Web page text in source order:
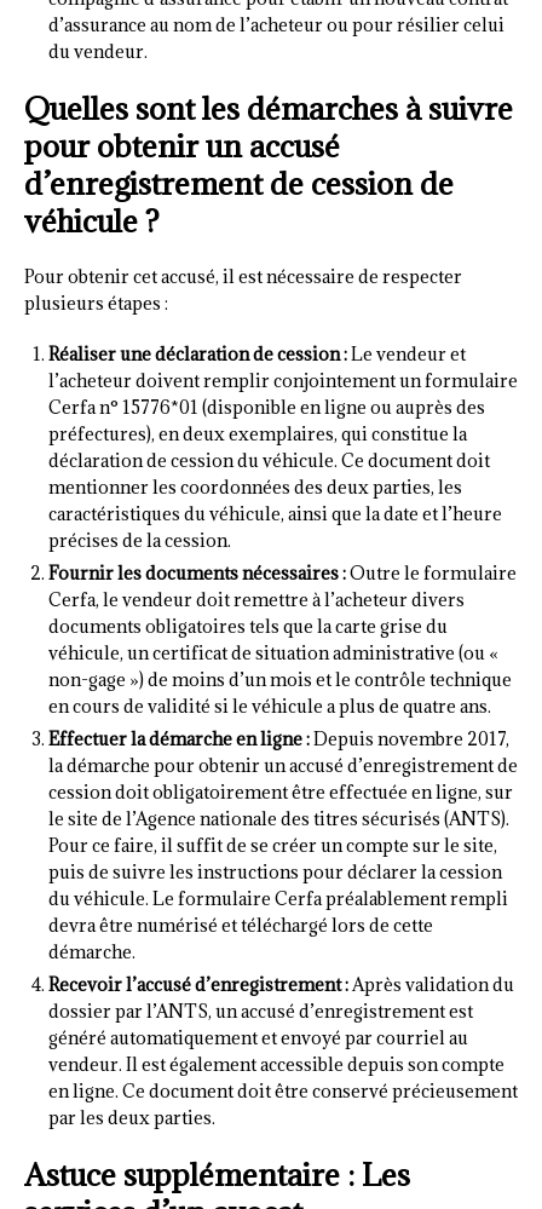
d’assurance au nom de l’acheteur ou pour résilier celui
du vendeur.
Quelles sont les démarches à suivre
pour obtenir un accusé
d’enregistrement de cession de
véhicule ?
Pour obtenir cet accusé, il est nécessaire de respecter
plusieurs étapes :
Réaliser une déclaration de cession :Le vendeur et
l’acheteur doivent remplir conjointement un formulaire
Cerfa n° 15776*01 (disponible en ligne ou auprès des
préfectures), en deux exemplaires, qui constitue la
déclaration de cession du véhicule. Ce document doit
mentionner les coordonnées des deux parties, les
caractéristiques du véhicule, ainsi que la date et l’heure
précises de la cession.
Fournir les documents nécessaires :Outre le formulaire
Cerfa, le vendeur doit remettre à l’acheteur divers
documents obligatoires tels que la carte grise du
véhicule, un certificat de situation administrative (ou «
non-gage ») de moins d’un mois et le contrôle technique
en cours de validité si le véhicule a plus de quatre ans.
Effectuer la démarche en ligne :Depuis novembre 2017,
la démarche pour obtenir un accusé d’enregistrement de
cession doit obligatoirement être effectuée en ligne, sur
le site de l’Agence nationale des titres sécurisés (ANTS).
Pour ce faire, il suffit de se créer un compte sur le site,
puis de suivre les instructions pour déclarer la cession
du véhicule. Le formulaire Cerfa préalablement rempli
devra être numérisé et téléchargé lors de cette
démarche.
Recevoir l’accusé d’enregistrement :Après validation du
dossier par l’ANTS, un accusé d’enregistrement est
généré automatiquement et envoyé par courriel au
vendeur. Il est également accessible depuis son compte
en ligne. Ce document doit être conservé précieusement
par les deux parties.
Astuce supplémentaire : Les